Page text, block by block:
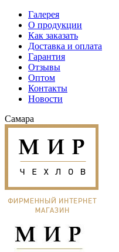
Галерея
О продукции
Как заказать
Доставка и оплата
Гарантия
Отзывы
Оптом
Контакты
Новости
Самара